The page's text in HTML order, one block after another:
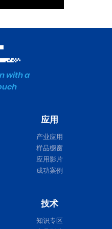
with a
应用
产业应用
样品橱窗
应用影片
成功案例
技术
知识专区